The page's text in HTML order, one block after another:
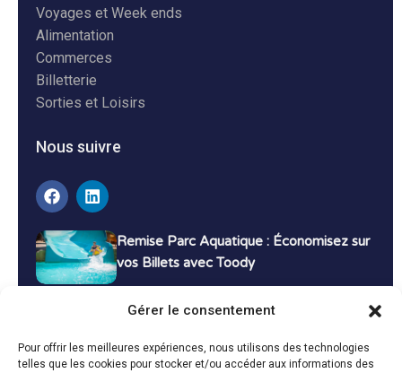
Gérer le consentement
Pour offrir les meilleures expériences, nous utilisons des technologies
telles que les cookies pour stocker et/ou accéder aux informations des
Voyages et Week ends
Alimentation
Commerces
Billetterie
Sorties et Loisirs
Nous suivre
Remise Parc Aquatique : Économisez sur
vos Billets avec Toody
Bons Plans Voyage : Économisez sur vos
Vacances avec Toody